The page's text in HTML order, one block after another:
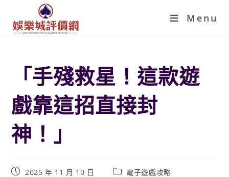
Menu
「手殘救星！這款遊
戲靠這招直接封
神！」
2025 年 11 月 10 日 電子遊戲攻略